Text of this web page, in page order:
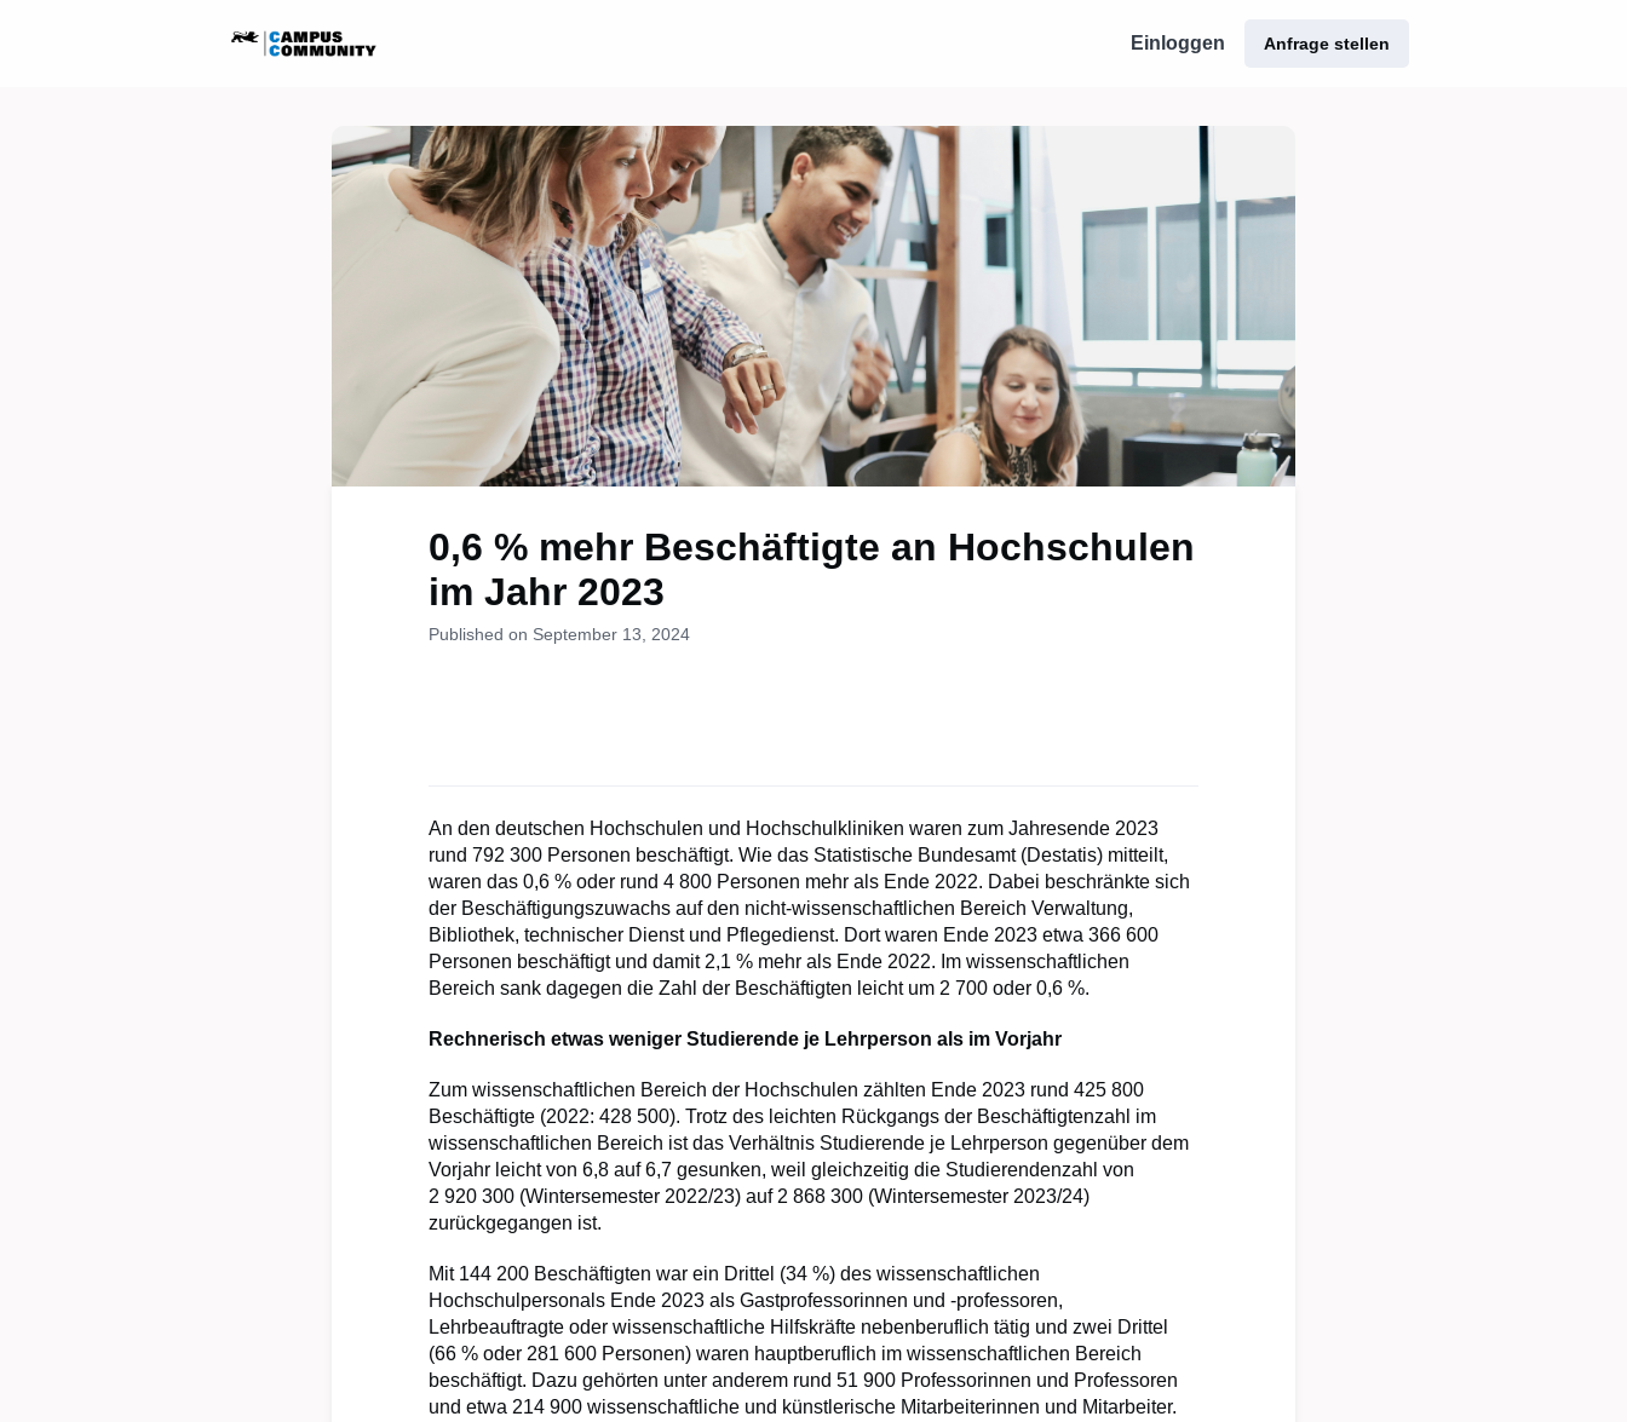
Ausschreibungen/Jobs Kontakt/Recht
Einloggen Anfrage stellen
0,6 % mehr Beschäftigte an Hochschulen
im Jahr 2023
Published on September 13, 2024
An den deutschen Hochschulen und Hochschulkliniken waren zum Jahresende 2023
rund 792 300 Personen beschäftigt. Wie das Statistische Bundesamt (Destatis) mitteilt,
waren das 0,6 % oder rund 4 800 Personen mehr als Ende 2022. Dabei beschränkte sich
der Beschäftigungszuwachs auf den nicht-wissenschaftlichen Bereich Verwaltung,
Bibliothek, technischer Dienst und Pflegedienst. Dort waren Ende 2023 etwa 366 600
Personen beschäftigt und damit 2,1 % mehr als Ende 2022. Im wissenschaftlichen
Bereich sank dagegen die Zahl der Beschäftigten leicht um 2 700 oder 0,6 %.
Rechnerisch etwas weniger Studierende je Lehrperson als im Vorjahr
Zum wissenschaftlichen Bereich der Hochschulen zählten Ende 2023 rund 425 800
Beschäftigte (2022: 428 500). Trotz des leichten Rückgangs der Beschäftigtenzahl im
wissenschaftlichen Bereich ist das Verhältnis Studierende je Lehrperson gegenüber dem
Vorjahr leicht von 6,8 auf 6,7 gesunken, weil gleichzeitig die Studierendenzahl von
2 920 300 (Wintersemester 2022/23) auf 2 868 300 (Wintersemester 2023/24)
zurückgegangen ist.
Mit 144 200 Beschäftigten war ein Drittel (34 %) des wissenschaftlichen
Hochschulpersonals Ende 2023 als Gastprofessorinnen und -professoren,
Lehrbeauftragte oder wissenschaftliche Hilfskräfte nebenberuflich tätig und zwei Drittel
(66 % oder 281 600 Personen) waren hauptberuflich im wissenschaftlichen Bereich
beschäftigt. Dazu gehörten unter anderem rund 51 900 Professorinnen und Professoren
und etwa 214 900 wissenschaftliche und künstlerische Mitarbeiterinnen und Mitarbeiter.